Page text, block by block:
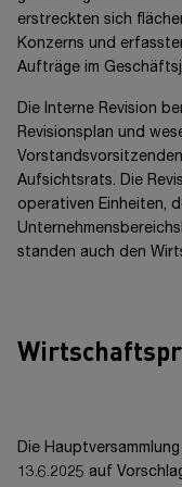
erstreckten sich
Konzerns und
Aufträge im
Die Interne Revision
Revisionsplan und
Aufsichtsrats. Die
operativen Einheiten,
standen auch den
Die
13.6.2025 auf